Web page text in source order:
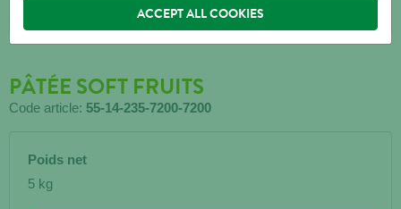
PÂTÉE SOFT FRUITS
Code article: 55-14-235-7200-7200
Poids net
5 kg
ACCEPT ALL COOKIES